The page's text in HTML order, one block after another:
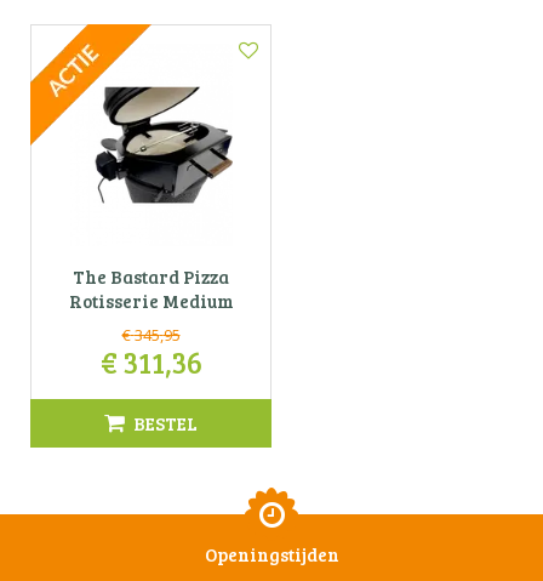
The Bastard Pizza
Rotisserie Medium
€345,95
€311,36
BESTEL
Openingstijden